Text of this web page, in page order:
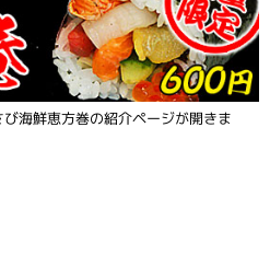
び海鮮恵方巻の紹介ページが開きま